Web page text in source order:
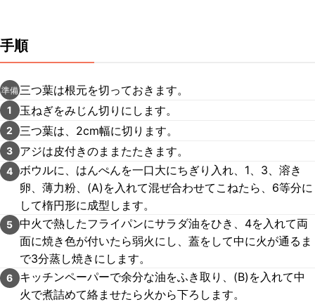
手順
準備 三つ葉は根元を切っておきます。
1 玉ねぎをみじん切りにします。
2 三つ葉は、2cm幅に切ります。
3 アジは皮付きのままたたきます。
4 ボウルに、はんぺんを一口大にちぎり入れ、1、3、溶き
卵、薄力粉、(A)を入れて混ぜ合わせてこねたら、6等分に
して楕円形に成型します。
5 中火で熱したフライパンにサラダ油をひき、4を入れて両
面に焼き色が付いたら弱火にし、蓋をして中に火が通るま
で3分蒸し焼きにします。
6
キッチンペーパーで余分な油をふき取り、(B)を入れて中
火で煮詰めて絡ませたら火から下ろします。